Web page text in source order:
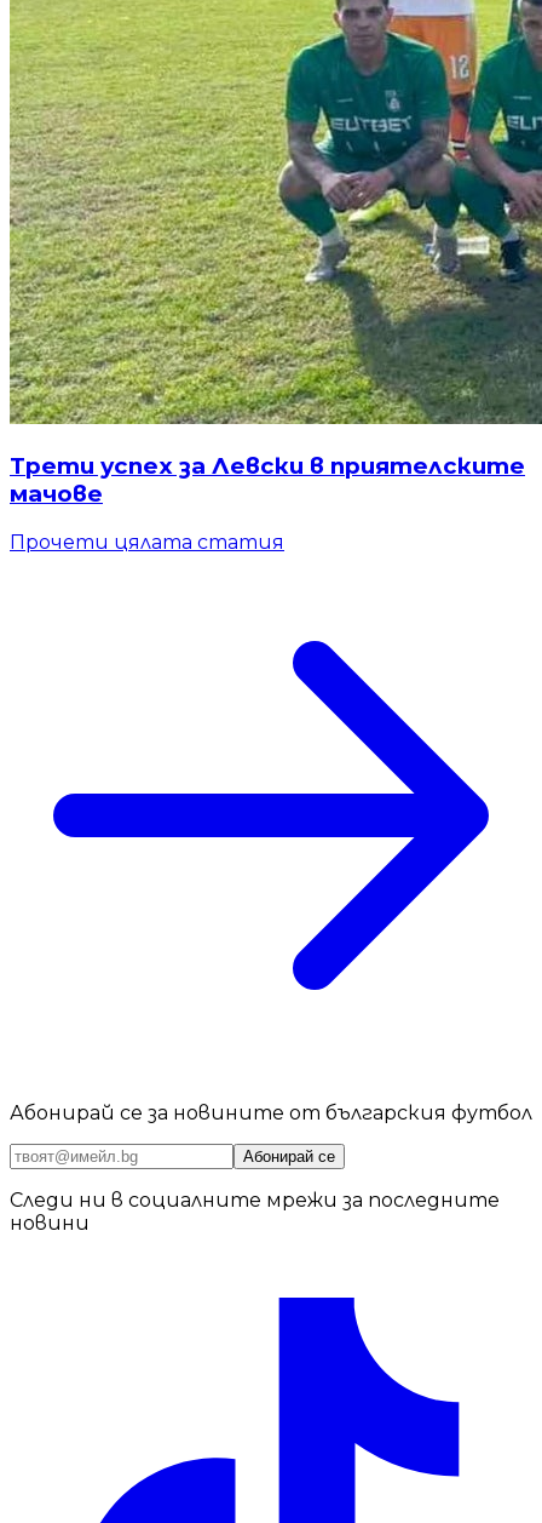
Трети успех за Левски в приятелските
мачове
Прочети цялата статия
Абонирай се за новините от българския футбол
Абонирай се
Следи ни в социалните мрежи за последните
новини